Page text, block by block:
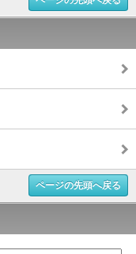
ページの先頭へ戻る